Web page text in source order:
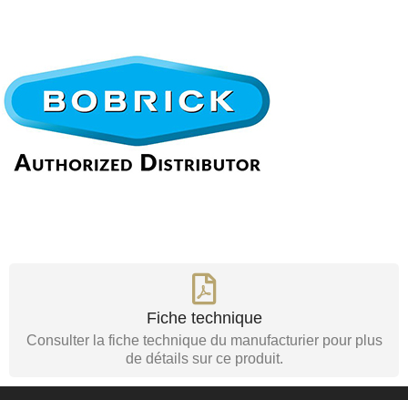
Fiche technique
Consulter la fiche technique du manufacturier pour plus
de détails sur ce produit.